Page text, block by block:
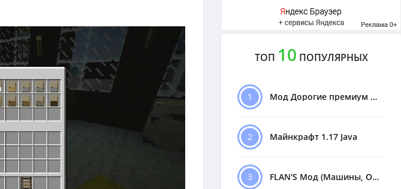
ТОП 10 ПОПУЛЯРНЫХ
1 Мод Дорогие премиум Машины
2 Майнкрафт 1.17 Java
3 FLAN'S Мод (Машины, Оружие)